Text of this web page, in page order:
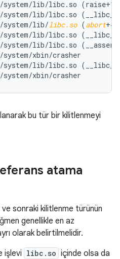
system/lib/libc.so
system/lib/libc.so
system/lib/
libc.so (abort+4)
system/lib/libc.so
system/lib/libc.so
xbin/crasher
system/lib/libc.so
bu tür bir kilitlenmeyi
atama
sonraki kilitlenme türünün
genellikle en az
olarak belirtilmelidir.
işlevi libc.so içinde olsa da